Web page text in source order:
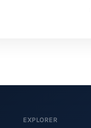
EXPLORER